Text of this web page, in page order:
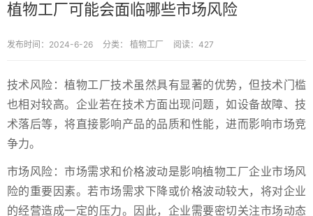
植物工厂可能会面临哪些市场风险
发布时间：2024-6-26 分类： 植物工厂 阅读：427
技术风险：植物工厂技术虽然具有显著的优势，但技术门槛
也相对较高。企业若在技术方面出现问题，如设备故障、技
术落后等，将直接影响产品的品质和性能，进而影响市场竞
争力。
市场风险：市场需求和价格波动是影响植物工厂企业市场风
险的重要因素。若市场需求下降或价格波动较大，将对企业
的经营造成一定的压力。因此，企业需要密切关注市场动态